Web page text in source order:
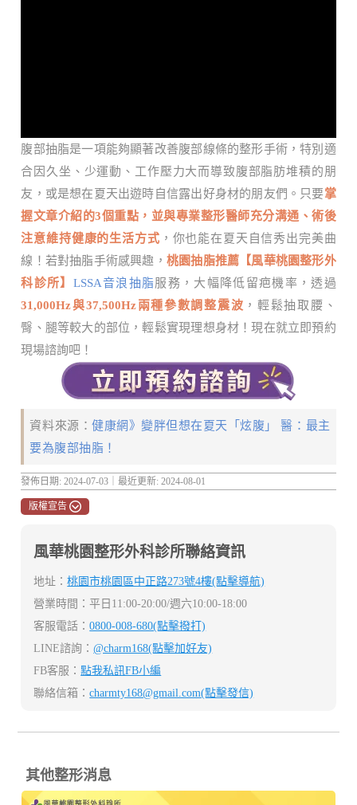
腹部抽脂是一項能夠顯著改善腹部線條的整形手術，特別適
合因久坐、少運動、工作壓力大而導致腹部脂肪堆積的朋
友，或是想在夏天出遊時自信露出好身材的朋友們。只要掌
握文章介紹的3個重點，並與專業整形醫師充分溝通、術後
注意維持健康的生活方式 ，你也能在夏天自信秀出完美曲
線！若對抽脂手術感興趣， 桃園抽脂推薦【風華桃園整形外
科診所】 LSSA音浪抽脂服務，大幅降低留疤機率，透過
31,000Hz與37,500Hz兩種參數調整震波 ，輕鬆抽取腰、
臀、腿等較大的部位，輕鬆實現理想身材！現在就立即預約
現場諮詢吧！
資料來源：健康網》變胖但想在夏天「炫腹」 醫：最主
要為腹部抽脂！
發佈日期: 2024-07-03｜最近更新: 2024-08-01
版權宣告
風華桃園整形外科診所聯絡資訊
地址：桃園市桃園區中正路273號4樓(點擊導航)
營業時間：平日11:00-20:00/週六10:00-18:00
客服電話：0800-008-680(點擊撥打)
LINE諮詢：@charm168(點擊加好友)
FB客服：點我私訊FB小編
聯絡信箱：charmty168@gmail.com(點擊發信)
其他整形消息